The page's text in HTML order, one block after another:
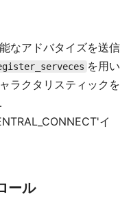
なアドバタイズを送信
を用い
ラクタリスティックを
イ
ール